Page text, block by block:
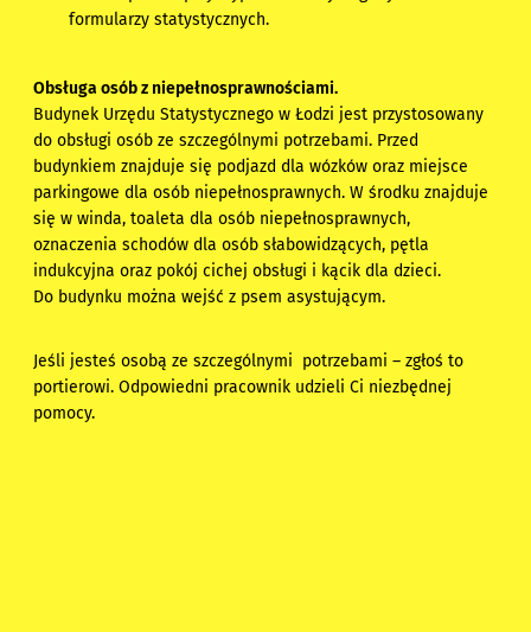
formularzy statystycznych.
Obsługa osób z niepełnosprawnościami.
Budynek Urzędu Statystycznego w Łodzi jest przystosowany
do obsługi osób ze szczególnymi potrzebami. Przed
budynkiem znajduje się podjazd dla wózków oraz miejsce
parkingowe dla osób niepełnosprawnych. W środku znajduje
się w winda, toaleta dla osób niepełnosprawnych,
oznaczenia schodów dla osób słabowidzących, pętla
indukcyjna oraz pokój cichej obsługi i kącik dla dzieci.
Do budynku można wejść z psem asystującym.
Jeśli jesteś osobą ze szczególnymi potrzebami – zgłoś to
portierowi. Odpowiedni pracownik udzieli Ci niezbędnej
pomocy.